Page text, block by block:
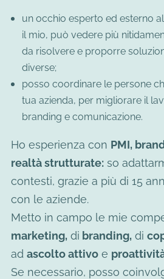
un occhio esperto ed esterno
il mio, può vedere più
da risolvere e proporre
diverse;
posso coordinare le persone
tua azienda, per migliorare il
branding e comunicazione.
Ho esperienza con PMI,
realtà strutturate:so
contesti, grazie a più di 15
con le aziende.
Metto in campo le mie
marketing, di branding, di
ad ascolto attivoe
Se necessario, posso